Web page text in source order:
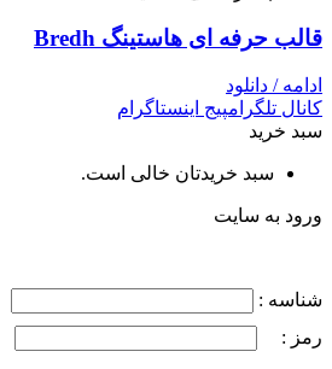
قالب حرفه ای هاستینگ Bredh
ادامه / دانلود
کانال تلگرامپیج اینستاگرام
سبد خرید
سبد خریدتان خالی است.
ورود به سایت
شناسه :
رمز :